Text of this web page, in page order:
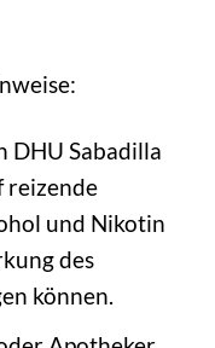
DHU Sabadilla
reizende
und Nikotin
des
können.